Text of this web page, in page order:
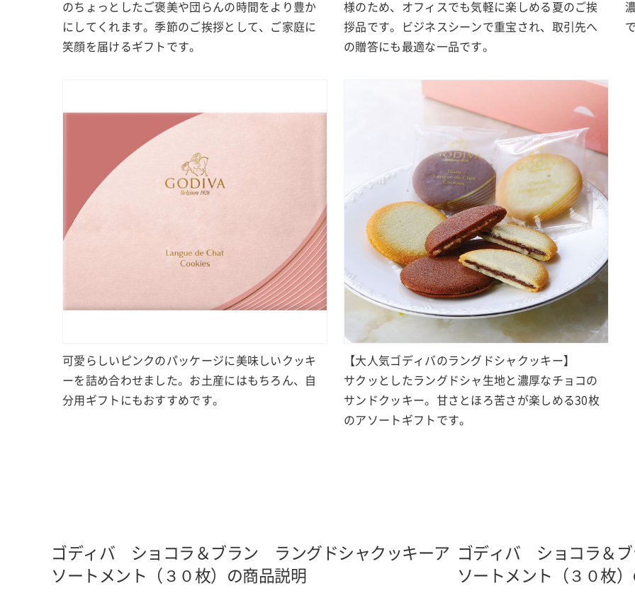
のちょっとしたご褒美や団らんの時間をより豊か
にしてくれます。季節のご挨拶として、ご家庭に
笑顔を届けるギフトです。
様のため、オフィスでも気軽に楽しめる夏のご挨
拶品です。ビジネスシーンで重宝され、取引先へ
の贈答にも最適な一品です。
可愛らしいピンクのパッケージに美味しいクッキ
ーを詰め合わせました。お土産にはもちろん、自
分用ギフトにもおすすめです。
【大人気ゴディバのラングドシャクッキー】
サクッとしたラングドシャ生地と濃厚なチョコの
サンドクッキー。甘さとほろ苦さが楽しめる30枚
のアソートギフトです。
ゴディバ ショコラ＆ブラン ラングドシャクッキーア
ソートメント（３０枚）の商品説明
ゴディバ ショコラ＆
ソートメント（３０枚